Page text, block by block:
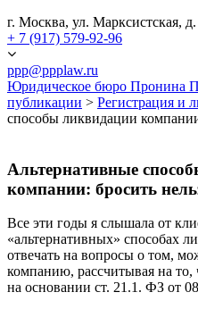
г. Москва, ул. Марксистская,
+ 7 (917) 579-92-96
ppp@ppplaw.ru
Юридическое бюро Пронина
публикации > Регистрация и
способы ликвидации
Альтернативные
компании: бросить
Все эти годы я слышала от
«альтернативных» способах
отвечать на вопросы о том,
компанию, рассчитывая на то,
на основании ст. 21.1. ФЗ от